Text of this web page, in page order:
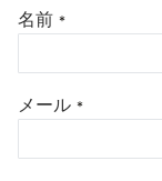
名前 *
メール *